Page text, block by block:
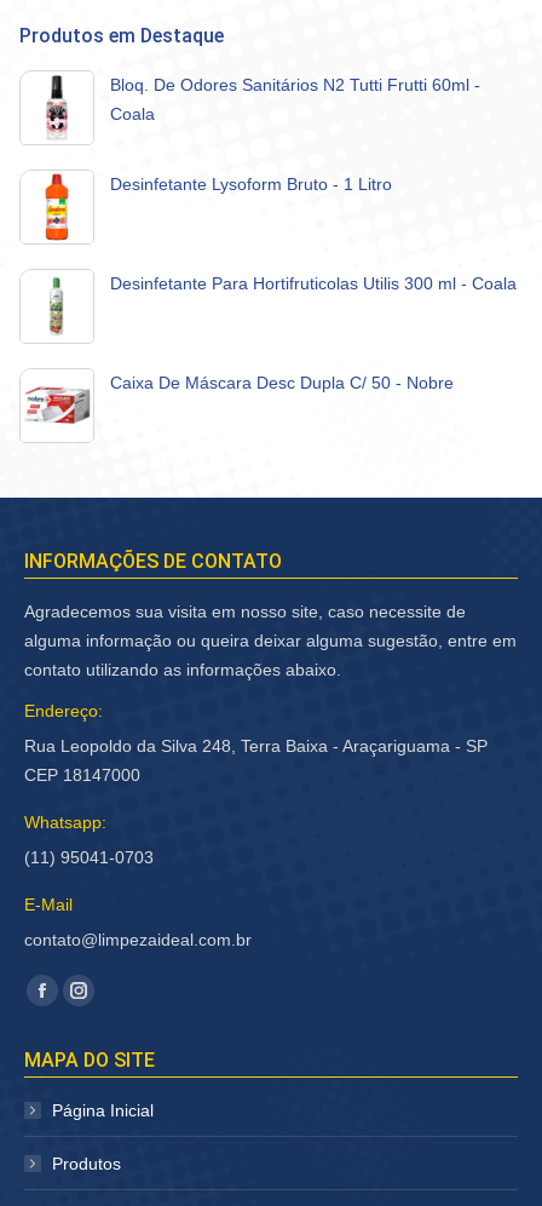
Produtos em Destaque
Bloq. De Odores Sanitários N2 Tutti Frutti 60ml -
Coala
Desinfetante Lysoform Bruto - 1 Litro
Desinfetante Para Hortifruticolas Utilis 300 ml - Coala
Caixa De Máscara Desc Dupla C/ 50 - Nobre
INFORMAÇÕES DE CONTATO
Agradecemos sua visita em nosso site, caso necessite de
alguma informação ou queira deixar alguma sugestão, entre em
contato utilizando as informações abaixo.
Endereço:
Rua Leopoldo da Silva 248, Terra Baixa - Araçariguama - SP
CEP 18147000
Whatsapp:
(11) 95041-0703
E-Mail
contato@limpezaideal.com.br
Encontre-nos em:
Facebook
abre
em
janela
Instagram
abre
janela
MAPA DO SITE
Página Inicial
Produtos